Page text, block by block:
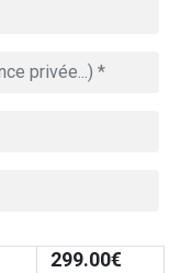
299.00€